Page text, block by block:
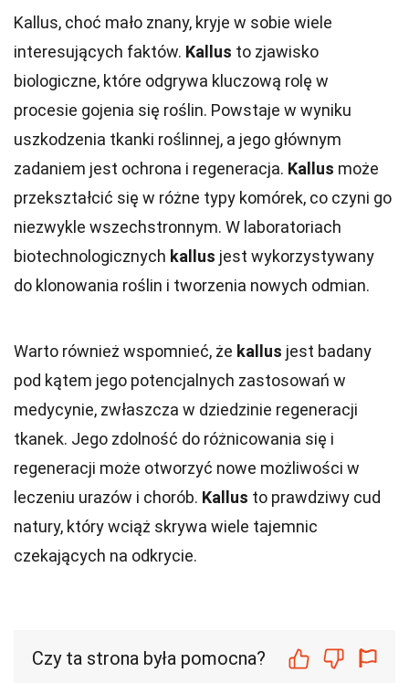
Kallus, choć mało znany, kryje w sobie wiele
interesujących faktów. Kallus to zjawisko
biologiczne, które odgrywa kluczową rolę w
procesie gojenia się roślin. Powstaje w wyniku
uszkodzenia tkanki roślinnej, a jego głównym
zadaniem jest ochrona i regeneracja. Kallus może
przekształcić się w różne typy komórek, co czyni go
niezwykle wszechstronnym. W laboratoriach
biotechnologicznych kallus jest wykorzystywany
do klonowania roślin i tworzenia nowych odmian.
Warto również wspomnieć, że kallus jest badany
pod kątem jego potencjalnych zastosowań w
medycynie, zwłaszcza w dziedzinie regeneracji
tkanek. Jego zdolność do różnicowania się i
regeneracji może otworzyć nowe możliwości w
leczeniu urazów i chorób. Kallus to prawdziwy cud
natury, który wciąż skrywa wiele tajemnic
czekających na odkrycie.
Czy ta strona była pomocna?